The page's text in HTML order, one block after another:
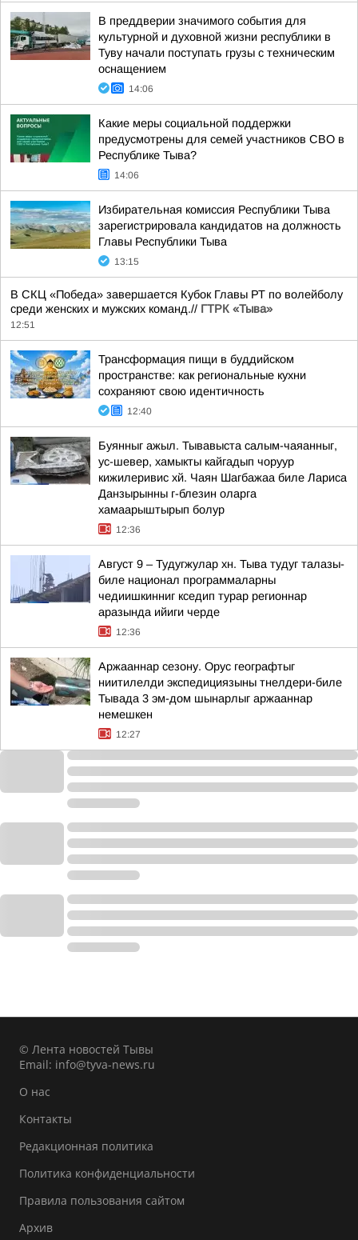
В преддверии значимого события для
культурной и духовной жизни республики в
Туву начали поступать грузы с техническим
оснащением
14:06
Какие меры социальной поддержки
предусмотрены для семей участников СВО в
Республике Тыва?
14:06
Избирательная комиссия Республики Тыва
зарегистрировала кандидатов на должность
Главы Республики Тыва
13:15
В СКЦ «Победа» завершается Кубок Главы РТ по волейболу
среди женских и мужских команд.// ГТРК «Тыва»
12:51
Трансформация пищи в буддийском
пространстве: как региональные кухни
сохраняют свою идентичность
12:40
Буянныг ажыл. Тывавыста салым-чаяанныг,
ус-шевер, хамыкты кайгадып чоруур
кижилеривис хй. Чаян Шагбажаа биле Лариса
Данзырынны г-блезин оларга
хамаарыштырып болур
12:36
Август 9 – Тудугжулар хн. Тыва тудуг талазы-
биле национал программаларны
чедиишкинниг кседип турар регионнар
аразында ийиги черде
12:36
Аржааннар сезону. Орус географтыг
ниитилелди экспедициязыны тнелдери-биле
Тывада 3 эм-дом шынарлыг аржааннар
немешкен
12:27
© Лента новостей Тывы
Email: info@tyva-news.ru
О нас
Контакты
Редакционная политика
Политика конфиденциальности
Правила пользования сайтом
Архив